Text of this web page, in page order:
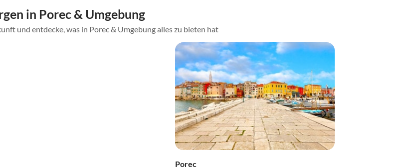
in Porec & Umgebung
und entdecke, was in Porec & Umgebung alles zu bieten hat
Porec